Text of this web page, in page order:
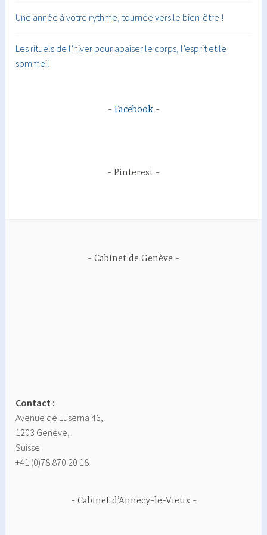
Une année à votre rythme, tournée vers le bien-être !
Les rituels de l’hiver pour apaiser le corps, l’esprit et le
sommeil
Facebook
Pinterest
Cabinet de Genève
Contact :
Avenue de Luserna 46,
1203 Genève,
Suisse
+41 (0)78 870 20 18
Cabinet d’Annecy-le-Vieux